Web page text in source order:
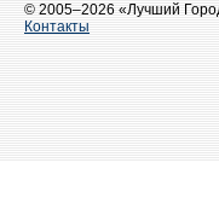
© 2005–2026 «Лучший
Контакты